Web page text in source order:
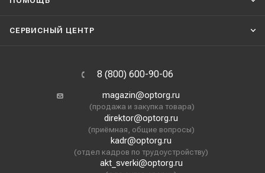
СЕРВИСНЫЙ ЦЕНТР
8 (800) 600-90-06
magazin@optorg.ru
(продажа и закупка товара)
direktor@optorg.ru
(приёмная, общие вопросы)
kadr@optorg.ru
(отдел кадров по трудоустройству)
akt_sverki@optorg.ru